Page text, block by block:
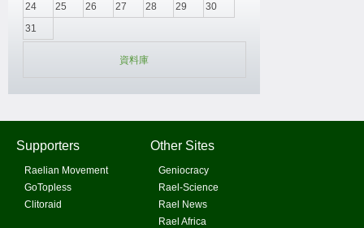
24
25 26 27 28 29
30
31
資料庫
Supporters
Raelian Movement
GoTopless
Clitoraid
Other Sites
Geniocracy
Rael-Science
Rael News
Rael Africa